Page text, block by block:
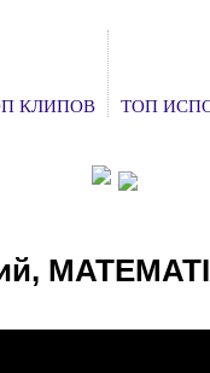
КЛИПОВ ТОП